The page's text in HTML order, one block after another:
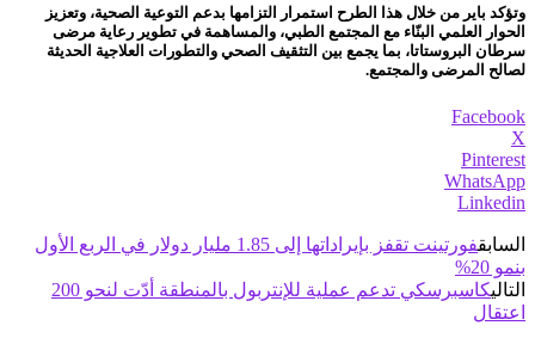
وتؤكد باير من خلال هذا الطرح استمرار التزامها بدعم التوعية الصحية، وتعزيز
الحوار العلمي البنّاء مع المجتمع الطبي، والمساهمة في تطوير رعاية مرضى
سرطان البروستاتا، بما يجمع بين التثقيف الصحي والتطورات العلاجية الحديثة
لصالح المرضى والمجتمع.
Facebook
X
Pinterest
WhatsApp
Linkedin
السابق
فورتينت تقفز بإيراداتها إلى 1.85 مليار دولار في الربع الأول
بنمو 20%
التالي
كاسبرسكي تدعم عملية للإنتربول بالمنطقة أدّت لنحو 200
اعتقال